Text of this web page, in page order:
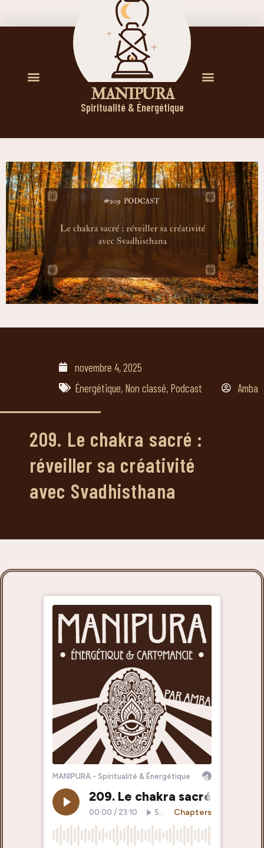
M A N I P U R A
Spiritualité & Énergétique
novembre 4, 2025
Énergétique, Non classé, Podcast Amba
209. Le chakra sacré :
réveiller sa créativité
avec Svadhisthana